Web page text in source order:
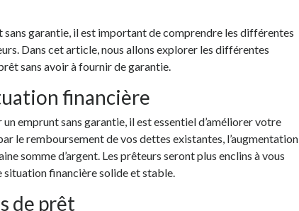
sans garantie, il est important de comprendre les différentes
Dans cet article, nous allons explorer les différentes
sans avoir à fournir de garantie.
financière
emprunt sans garantie, il est essentiel d’améliorer votre
le remboursement de vos dettes existantes, l’augmentation
somme d’argent. Les prêteurs seront plus enclins à vous
situation financière solide et stable.
de prêt